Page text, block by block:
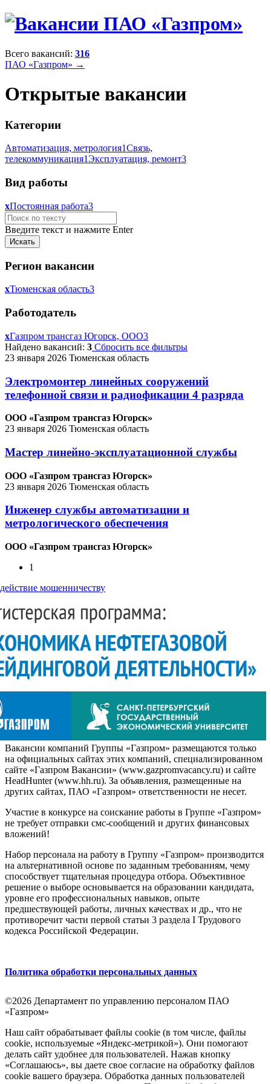
Всего вакансий: 316
ПАО «Газпром» →
Открытые вакансии
Категории
Автоматизация, метрология1Связь,
телекоммуникация1Эксплуатация, ремонт3
Вид работы
xПостоянная работа3
Введите текст и нажмите Enter
Регион вакансии
xТюменская область3
Работодатель
xГазпром трансгаз Югорск, ООО3
Найдено вакансий: 3 Сбросить все фильтры
23 января 2026 Тюменская область
Электромонтер линейных сооружений
телефонной связи и радиофикации 4 разряда
ООО «Газпром трансгаз Югорск»
23 января 2026 Тюменская область
Мастер линейно-эксплуатационной службы
ООО «Газпром трансгаз Югорск»
23 января 2026 Тюменская область
Инженер службы автоматизации и
метрологического обеспечения
ООО «Газпром трансгаз Югорск»
1
мошенничеству
Вакансии компаний Группы «Газпром» размещаются только
на официальных сайтах этих компаний, специализированном
сайте «Газпром Вакансии» (www.gazpromvacancy.ru) и сайте
HeadHunter (www.hh.ru). За объявления, размещенные на
других сайтах, ПАО «Газпром» ответственности не несет.
Участие в конкурсе на соискание работы в Группе «Газпром»
не требует отправки смс-сообщений и других финансовых
вложений!
Набор персонала на работу в Группу «Газпром» производится
на альтернативной основе по заданным требованиям, чему
способствует тщательная процедура отбора. Объективное
решение о выборе основывается на образовании кандидата,
уровне его профессиональных навыков, опыте
предшествующей работы, личных качествах и др., что не
противоречит части первой статьи 3 раздела I Трудового
кодекса Российской Федерации.
Политика обработки персональных данных
©2026 Департамент по управлению персоналом ПАО
«Газпром»
Наш сайт обрабатывает файлы cookie (в том числе, файлы
cookie, используемые «Яндекс-метрикой»). Они помогают
делать сайт удобнее для пользователей. Нажав кнопку
«Соглашаюсь», вы даете свое согласие на обработку файлов
cookie вашего браузера. Обработка данных пользователей